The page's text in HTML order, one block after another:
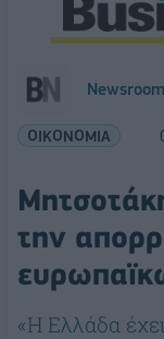
Newsroom
ΟΙΚΟΝΟΜΙΑ
την
«Η Ελλάδα